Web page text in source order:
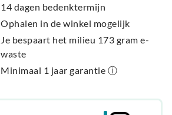
14 dagen bedenktermijn
Ophalen in de winkel mogelijk
Je bespaart het milieu 173 gram e-
waste
Minimaal 1 jaar garantie ⓘ